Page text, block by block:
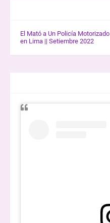
El Mató a Un Policía Motorizado
en Lima || Setiembre 2022